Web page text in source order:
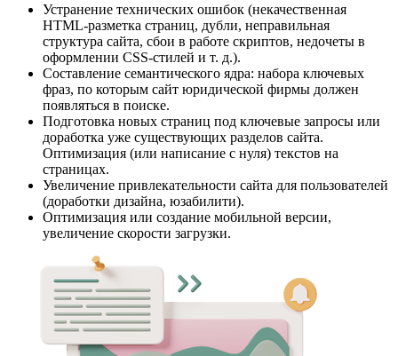
Устранение технических ошибок (некачественная
HTML-разметка страниц, дубли, неправильная
структура сайта, сбои в работе скриптов, недочеты в
оформлении CSS-стилей и т. д.).
Составление семантического ядра: набора ключевых
фраз, по которым сайт юридической фирмы должен
появляться в поиске.
Подготовка новых страниц под ключевые запросы или
доработка уже существующих разделов сайта.
Оптимизация (или написание с нуля) текстов на
страницах.
Увеличение привлекательности сайта для пользователей
(доработки дизайна, юзабилити).
Оптимизация или создание мобильной версии,
увеличение скорости загрузки.